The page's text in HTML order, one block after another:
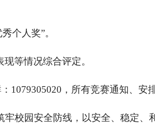
个人奖”。
等情况综合评定。
1079305020 ，所有竞赛通知、安
校园安全防线，以安全、稳定、